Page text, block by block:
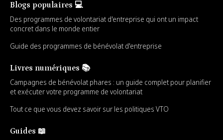
Blogs populaires 💻
Des programmes de volontariat d'entreprise qui ont un impact
concret dans le monde entier
Guide des programmes de bénévolat d'entreprise
Livres numériques 📚
Campagnes de bénévolat phares : un guide complet pour planifier
et exécuter votre programme de volontariat
Tout ce que vous devez savoir sur les politiques VTO
Guides 📖